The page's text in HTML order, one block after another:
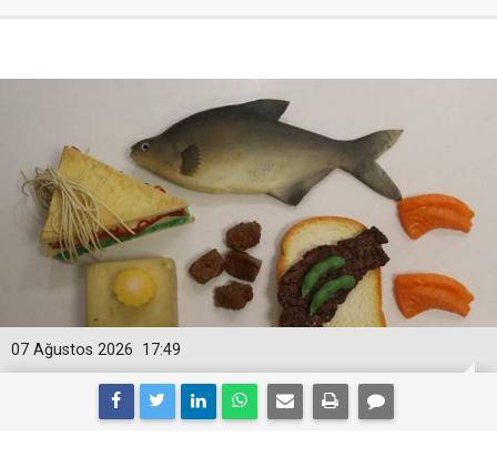
17:49
07 Ağustos 2026